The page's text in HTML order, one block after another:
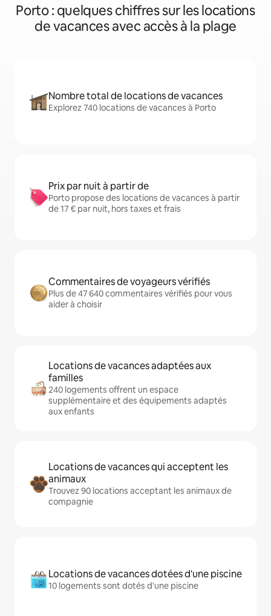
Porto : quelques chiffres sur les locations
de vacances avec accès à la plage
Nombre total de locations de vacances
Explorez 740 locations de vacances à Porto
Prix par nuit à partir de
Porto propose des locations de vacances à partir
de 17 € par nuit, hors taxes et frais
Commentaires de voyageurs vérifiés
Plus de 47 640 commentaires vérifiés pour vous
aider à choisir
Locations de vacances adaptées aux
familles
240 logements offrent un espace
supplémentaire et des équipements adaptés
aux enfants
Locations de vacances qui acceptent les
animaux
Trouvez 90 locations acceptant les animaux de
compagnie
Locations de vacances dotées d'une piscine
10 logements sont dotés d'une piscine